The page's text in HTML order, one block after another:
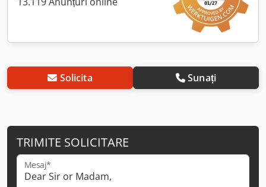
Solicita Sunați
TRIMITE SOLICITARE
Mesaj*